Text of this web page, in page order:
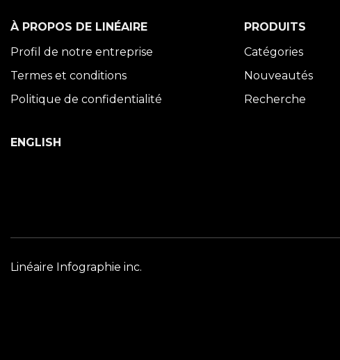
À PROPOS DE LINÉAIRE
Profil de notre entreprise
Termes et conditions
Politique de confidentialité
PRODUITS
Catégories
Nouveautés
Recherche
ENGLISH
Linéaire Infographie inc.